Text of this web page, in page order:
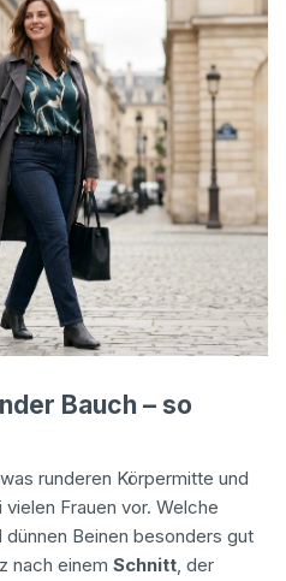
Bauch – so
runderen Körpermitte und
Frauen vor. Welche
Beinen besonders gut
nach einem Schnitt, der